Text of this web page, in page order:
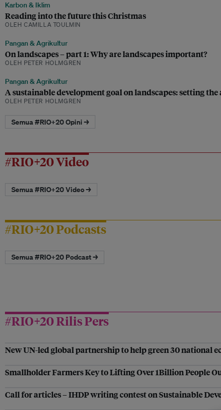
Karbon & Iklim
Reading into the future this Christmas
OLEH CAMILLA TOULMIN
Pangan & Agrikultur
On landscapes – part 1: Why are landscapes important?
OLEH PETER HOLMGREN
Pangan & Agrikultur
A sustainable development goal on landscapes: setting the
OLEH PETER HOLMGREN
Semua #RIO+20 Opini →
#RIO+20 Video
Semua #RIO+20 Video →
#RIO+20 Podcasts
Semua #RIO+20 Podcast →
#RIO+20 Rilis Pers
New UN-led global partnership to help green 30 national
Smallholder Farmers Key to Lifting Over 1Billion People
Call for articles – IHDP writing contest on Sustainable